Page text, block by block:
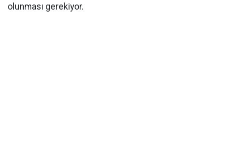
olunması gerekiyor.